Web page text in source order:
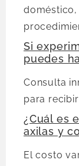
Si
puedes
Consulta
para
¿Cuál es
axilas y
El costo